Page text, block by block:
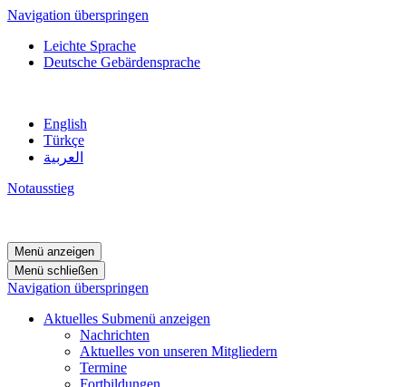
Navigation überspringen
Leichte Sprache
Deutsche Gebärdensprache
English
Türkçe
العربية
Notausstieg
Menü anzeigen
Menü schließen
Navigation überspringen
Aktuelles Submenü anzeigen
Nachrichten
Aktuelles von unseren Mitgliedern
Termine
Fortbildungen